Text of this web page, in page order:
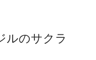
ルのサクラ